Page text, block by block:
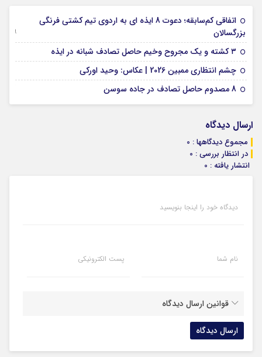
اتفاقی کم‌سابقه؛ دعوت 8 ایذه ای به اردوی تیم کشتی فرنگی
بزرگسالان
09 جولای 2026
۳ کشته و یک مجروح وخیم حاصل تصادف شبانه در ایذه
چشم انتظاری ممبین 2026 | عکاس: وحید اورکی
8 مصدوم حاصل تصادف در جاده سوسن
ارسال دیدگاه
مجموع دیدگاهها : 0
در انتظار بررسی : 0
انتشار یافته : 0
دیدگاه خود را اینجا بنویسید
نام شما پست الکترونیکی
قوانین ارسال دیدگاه